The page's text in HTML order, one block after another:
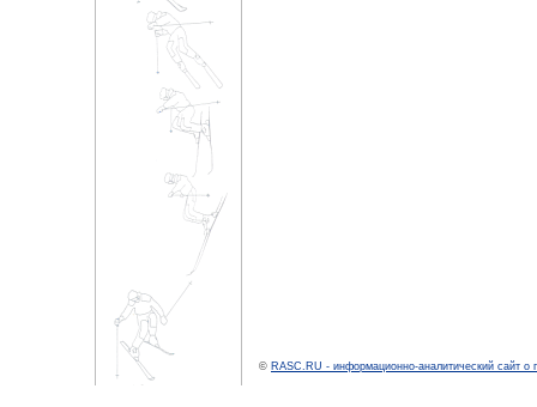
© RASC.RU - информационно-аналитический сайт о